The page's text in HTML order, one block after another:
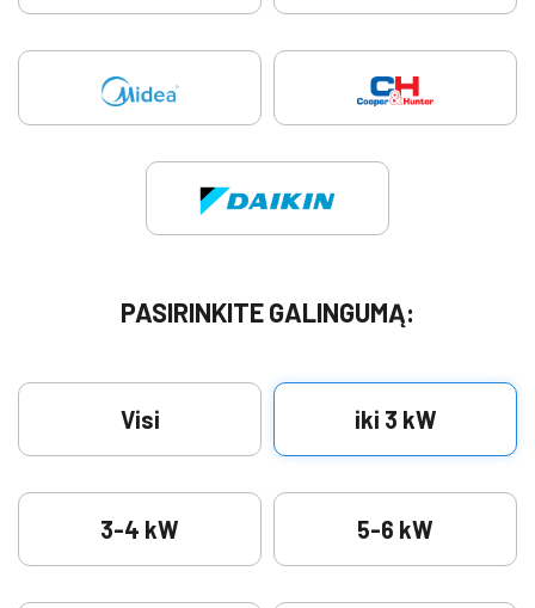
PASIRINKITE GALINGUMĄ:
Visi iki 3 kW
3-4 kW 5-6 kW